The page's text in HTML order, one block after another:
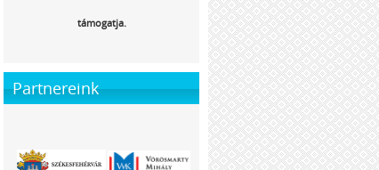
támogatja.
Partnereink